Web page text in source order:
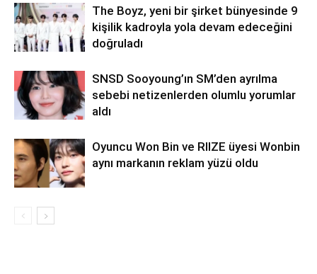
The Boyz, yeni bir şirket bünyesinde 9
kişilik kadroyla yola devam edeceğini
doğruladı
SNSD Sooyoung’ın SM’den ayrılma
sebebi netizenlerden olumlu yorumlar
aldı
Oyuncu Won Bin ve RIIZE üyesi Wonbin
aynı markanın reklam yüzü oldu